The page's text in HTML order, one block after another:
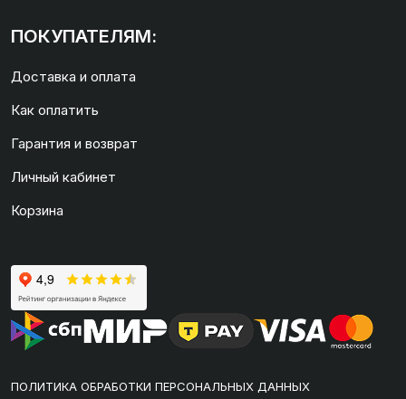
ПОКУПАТЕЛЯМ:
Доставка и оплата
Как оплатить
Гарантия и возврат
Личный кабинет
Корзина
ПОЛИТИКА ОБРАБОТКИ ПЕРСОНАЛЬНЫХ ДАННЫХ